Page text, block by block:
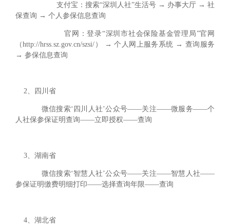
支付宝：搜索“深圳人社”生活号 → 办事大厅 → 社
保查询 → 个人参保信息查询
官网：登录“深圳市社会保险基金管理局”官网
（http://hrss.sz.gov.cn/szsi/） → 个人网上服务系统 → 查询服务
→ 参保信息查询
2、四川省
微信搜索‘四川人社’公众号——关注——微服务——个
人社保参保证明查询——立即授权——查询
3、湖南省
微信搜索‘智慧人社’公众号——关注——智慧人社——
参保证明缴费明细打印——选择查询年限——查询
4、湖北省